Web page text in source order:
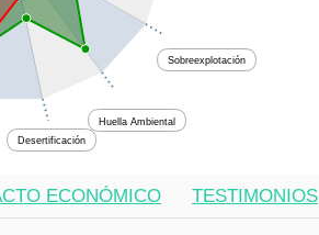
Sobreexplotación
Huella Ambiental
Desertificación
ECONÓMICO TESTIMONIOS